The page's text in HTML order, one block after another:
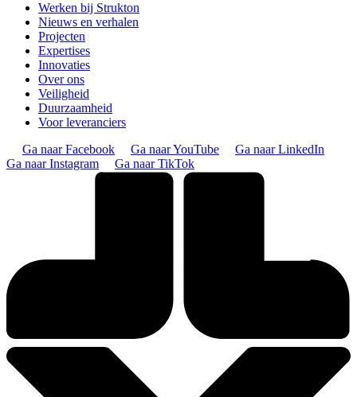
Werken bij Strukton
Nieuws en verhalen
Projecten
Expertises
Innovaties
Over ons
Veiligheid
Duurzaamheid
Voor leveranciers
Ga naar Facebook
Ga naar YouTube
Ga naar LinkedIn
Ga naar Instagram
Ga naar TikTok